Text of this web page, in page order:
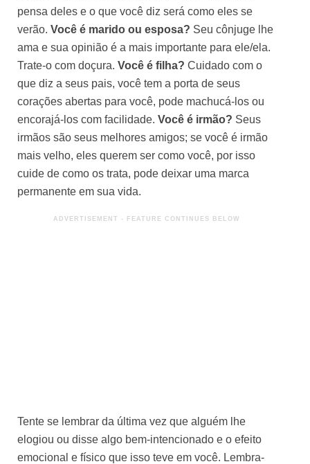
pensa deles e o que você diz será como eles se
verão. Você é marido ou esposa? Seu cônjuge lhe
ama e sua opinião é a mais importante para ele/ela.
Trate-o com doçura. Você é filha? Cuidado com o
que diz a seus pais, você tem a porta de seus
corações abertas para você, pode machucá-los ou
encorajá-los com facilidade. Você é irmão? Seus
irmãos são seus melhores amigos; se você é irmão
mais velho, eles querem ser como você, por isso
cuide de como os trata, pode deixar uma marca
permanente em sua vida.
Tente se lembrar da última vez que alguém lhe
elogiou ou disse algo bem-intencionado e o efeito
emocional e físico que isso teve em você. Lembra-